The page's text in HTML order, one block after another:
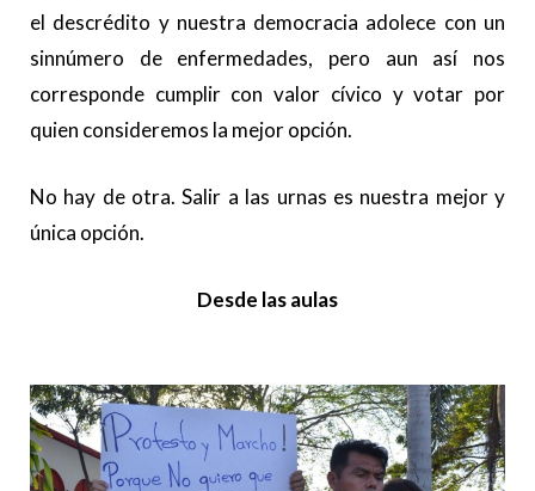
el descrédito y nuestra democracia adolece con un
sinnúmero de enfermedades, pero aun así nos
corresponde cumplir con valor cívico y votar por
quien consideremos la mejor opción.
No hay de otra. Salir a las urnas es nuestra mejor y
única opción.
Desde las aulas